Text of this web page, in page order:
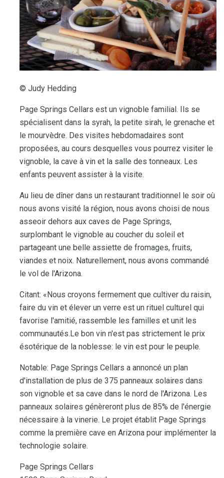
© Judy Hedding
Page Springs Cellars est un vignoble familial. Ils se
spécialisent dans la syrah, la petite sirah, le grenache et
le mourvèdre. Des visites hebdomadaires sont
proposées, au cours desquelles vous pourrez visiter le
vignoble, la cave à vin et la salle des tonneaux. Les
enfants peuvent assister à la visite.
Au lieu de dîner dans un restaurant traditionnel le soir où
nous avons visité la région, nous avons choisi de nous
asseoir dehors aux caves de Page Springs,
surplombant le vignoble au coucher du soleil et
partageant une belle assiette de fromages, fruits,
viandes et noix. Naturellement, nous avons commandé
le vol de l'Arizona.
Citant: «Nous croyons fermement que cultiver du raisin,
faire du vin et élever un verre est un rituel culturel qui
favorise l'amitié, rassemble les familles et unit les
communautés.Le bon vin n'est pas strictement le prix
ésotérique de la noblesse: le vin est pour le peuple.
Notable: Page Springs Cellars a annoncé un plan
d'installation de plus de 375 panneaux solaires dans
son vignoble et sa cave dans le nord de l'Arizona. Les
panneaux solaires génèreront plus de 85% de l'énergie
nécessaire à la vinerie. Le projet établit Page Springs
comme la première cave en Arizona pour implémenter la
technologie solaire.
Page Springs Cellars